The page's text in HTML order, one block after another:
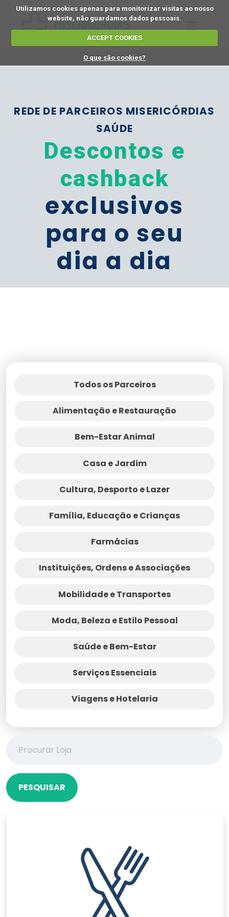
Utilizamos cookies apenas para monitorizar visitas ao nosso
website, não guardamos dados pessoais.
ACCEPT COOKIES
O que são cookies?
REDE DE PARCEIROS MISERICÓRDIAS
SAÚDE
Descontos e
cashback
exclusivos
para o seu
dia a dia
Todos os Parceiros
Alimentação e Restauração
Bem-Estar Animal
Casa e Jardim
Cultura, Desporto e Lazer
Família, Educação e Crianças
Farmácias
Instituições, Ordens e Associações
Mobilidade e Transportes
Moda, Beleza e Estilo Pessoal
Saúde e Bem-Estar
Serviços Essenciais
Viagens e Hotelaria
PESQUISAR